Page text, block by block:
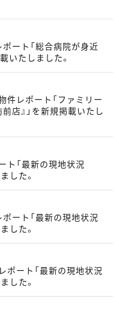
ポート「総合病院が身近
いたしました。
件レポート「ファミリー
店』」を新規掲載いたし
ト「最新の現地状況
した。
ート「最新の現地状況
した。
ポート「最新の現地状況
した。